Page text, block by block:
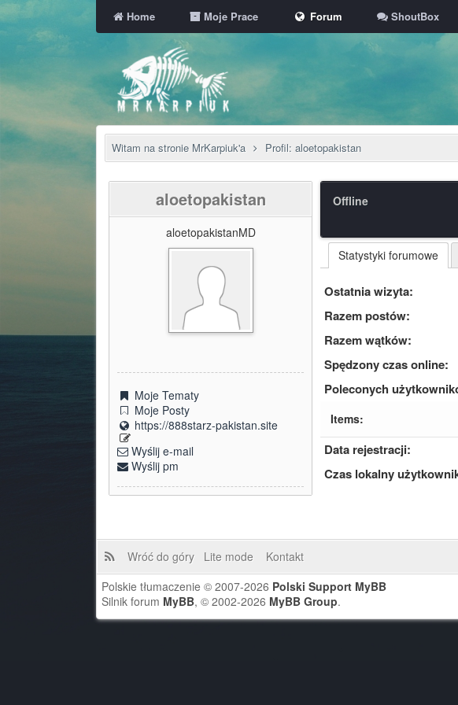
Home Moje Prace Forum ShoutBox
Witam na stronie MrKarpiuk'a Profil: aloetopakistan
aloetopakistan
aloetopakistanMD
Moje Tematy
Moje Posty
https://888starz-pakistan.site
Wyślij e-mail
Wyślij pm
Offline
Statystyki forumowe
Ostatnia wizyta:
Razem postów:
Razem wątków:
Spędzony czas online:
Poleconych
Items:
Data rejestracji:
Czas lokalny
Wróć do góry Lite mode
Kontakt
Polskie tłumaczenie © 2007-2026 Polski Support MyBB
Silnik forum MyBB, © 2002-2026 MyBB Group.